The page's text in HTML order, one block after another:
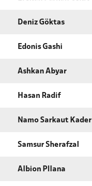
Deniz Göktas
Edonis Gashi
Ashkan Abyar
Hasan Radif
Namo Sarkaut Kader
Samsur Sherafzal
Albion Pllana